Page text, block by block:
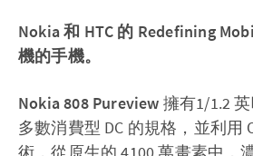
Nokia和 HTC 的 Redefining
機的手機。
Nokia 808 Pureview 擁有1/1.2
多數消費型 DC 的規格，並利用